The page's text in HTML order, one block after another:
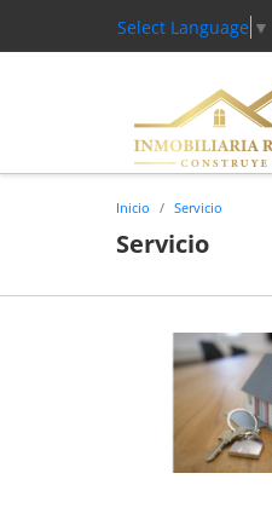
Select Language ▼
Inicio Servicio
Servicio